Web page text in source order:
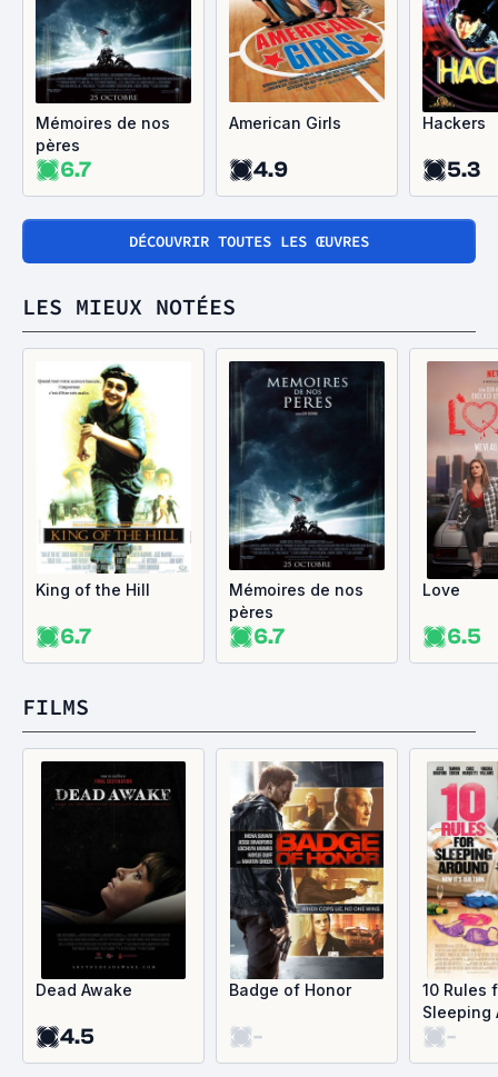
Mémoires de nos
pères
6.7
American Girls
4.9
Hackers
5.3
DÉCOUVRIR TOUTES LES ŒUVRES
LES MIEUX NOTÉES
King of the Hill
6.7
Mémoires de nos
pères
6.7
Love
6.5
FILMS
Dead Awake
4.5
Badge of Honor
-
10 Rules
Sleeping
-